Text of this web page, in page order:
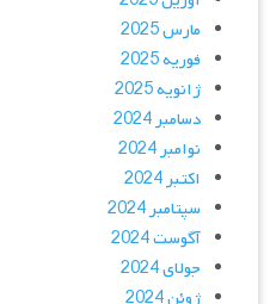
مارس 2025
فوریه 2025
ژانویه 2025
دسامبر 2024
نوامبر 2024
اکتبر 2024
سپتامبر 2024
آگوست 2024
جولای 2024